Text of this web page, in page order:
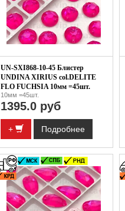
UN-SXI868-10-45 Блистер
UNDINA XIRIUS col.DELITE
FLO FUCHSIA 10мм =45шт.
10мм =45шт.
1395.0 руб
+ Подробнее